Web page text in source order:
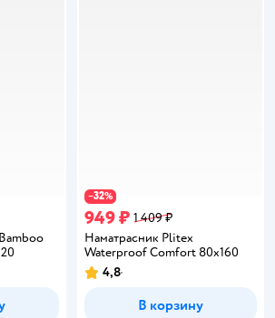
−32%
949 ₽ 1 409 ₽
Наматрасник Plitex
Waterproof Comfort 80х160
Рейтинг:
4,8
В корзину